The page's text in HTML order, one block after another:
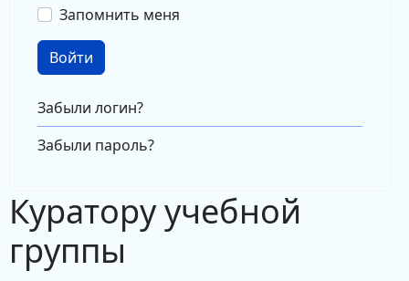
Запомнить меня
Войти
Забыли логин?
Забыли пароль?
Куратору учебной
группы